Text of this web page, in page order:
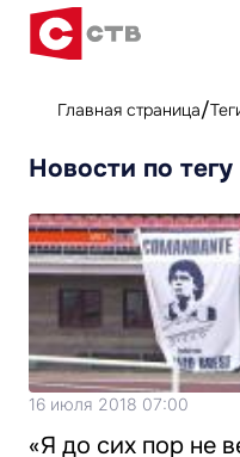
Главная страница
Новости по тегу
16 июля 2018 07:00
«Я до сих пор не